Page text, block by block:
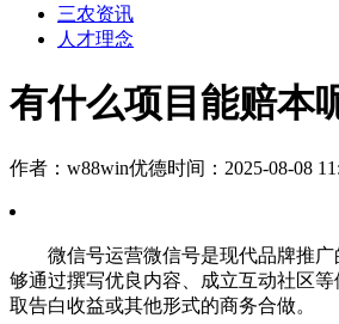
三农资讯
人才理念
有什么项目能赔本
作者：w88win优德时间：2025-08-08
微信号运营微信号是现代品牌推广
够通过撰写优良内容、成立互动社区
取告白收益或其他形式的商务合做。